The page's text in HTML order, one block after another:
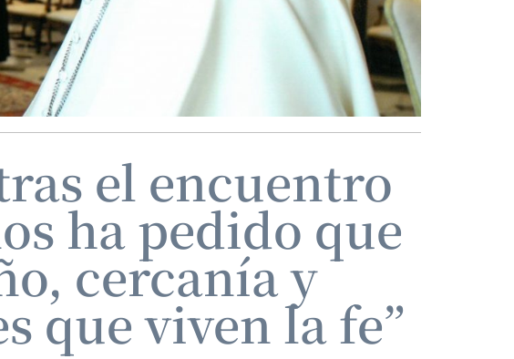
el encuentro
ha pedido que
cercanía y
que viven la fe”